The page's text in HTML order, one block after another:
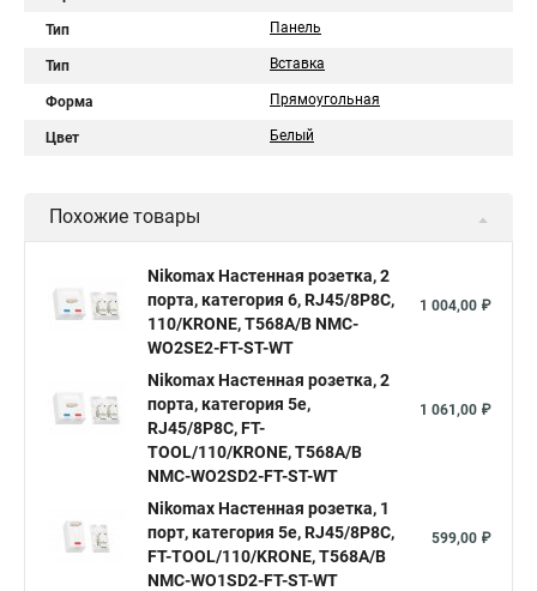
Тип Панель
Тип Вставка
Форма Прямоугольная
Цвет Белый
Похожие товары
Nikomax Настенная розетка, 2
порта, категория 6, RJ45/8P8C,
110/KRONE, T568A/B NMC-
WO2SE2-FT-ST-WT
1 004,00 ₽
Nikomax Настенная розетка, 2
порта, категория 5е,
RJ45/8P8C, FT-
TOOL/110/KRONE, T568A/B
NMC-WO2SD2-FT-ST-WT
1 061,00 ₽
Nikomax Настенная розетка, 1
порт, категория 5е, RJ45/8P8C,
FT-TOOL/110/KRONE, T568A/B
NMC-WO1SD2-FT-ST-WT
599,00 ₽